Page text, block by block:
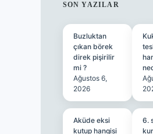
SIDEBAR
SON YAZILAR
Buzluktan
çıkan börek
direk pişirilir
mi ?
Ağustos 6,
2026
Aküde eksi
kutup hangisi
6.